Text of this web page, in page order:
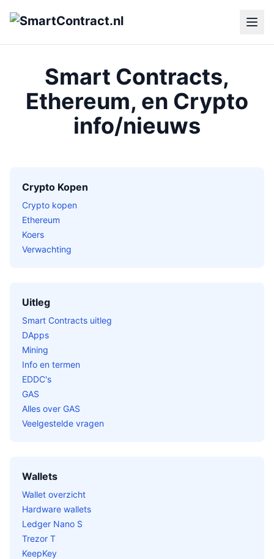
Smart Contracts,
Ethereum, en Crypto
info/nieuws
Crypto Kopen
Crypto kopen
Ethereum
Koers
Verwachting
Uitleg
Smart Contracts uitleg
DApps
Mining
Info en termen
EDDC's
GAS
Alles over GAS
Veelgestelde vragen
Wallets
Wallet overzicht
Hardware wallets
Ledger Nano S
Trezor T
KeepKey